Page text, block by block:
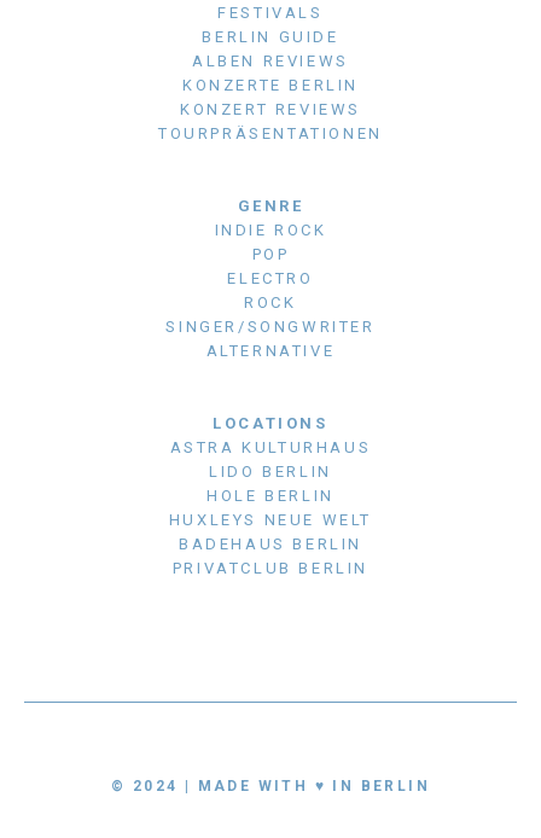
FESTIVALS
BERLIN GUIDE
ALBEN REVIEWS
KONZERTE BERLIN
KONZERT REVIEWS
TOURPRÄSENTATIONEN
GENRE
INDIE ROCK
POP
ELECTRO
ROCK
SINGER/SONGWRITER
ALTERNATIVE
LOCATIONS
ASTRA KULTURHAUS
LIDO BERLIN
HOLE BERLIN
HUXLEYS NEUE WELT
BADEHAUS BERLIN
PRIVATCLUB BERLIN
© 2024 | MADE WITH ♥ IN BERLIN